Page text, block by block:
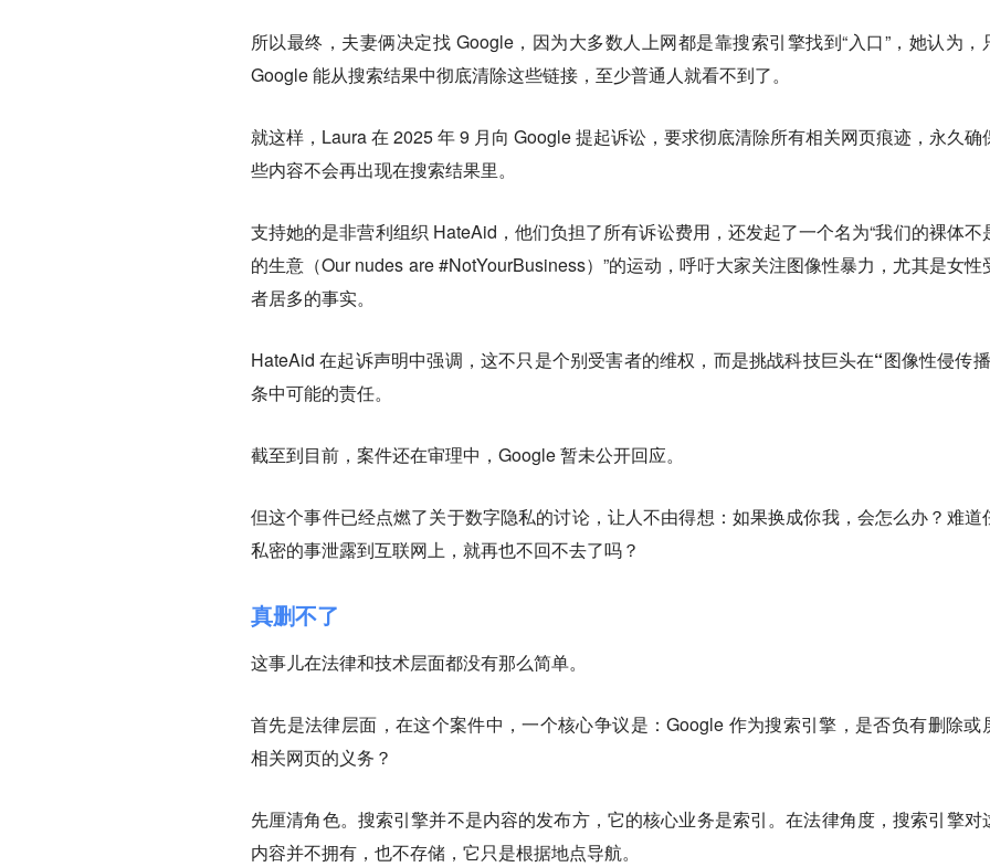
所以最终，夫妻俩决定找 Google，因为大多数人上网都是靠搜索引擎找到“入口”，她认为，
Google 能从搜索结果中彻底清除这些链接，至少普通人就看不到了。
就这样，Laura 在 2025 年 9 月向 Google 提起诉讼，要求彻底清除所有相关网页痕迹，永久确
些内容不会再出现在搜索结果里。
支持她的是非营利组织 HateAid，他们负担了所有诉讼费用，还发起了一个名为“我们的裸体不
的生意（Our nudes are #NotYourBusiness）”的运动，呼吁大家关注图像性暴力，尤其是女性
者居多的事实。
HateAid 在起诉声明中强调，这不只是个别受害者的维权，而是挑战科技巨头在“图像性侵传
条中可能的责任。
截至到目前，案件还在审理中，Google 暂未公开回应。
但这个事件已经点燃了关于数字隐私的讨论，让人不由得想： 如果换成你我，会怎么办？难道
私密的事泄露到互联网上，就再也不回不去了吗？
真删不了
这事儿在法律和技术层面都没有那么简单。
首先是法律层面，在这个案件中，一个核心争议是：Google 作为搜索引擎，是否负有删除或
相关网页的义务？
先厘清角色。搜索引擎并不是内容的发布方，它的核心业务是索引。在法律角度，搜索引擎对
内容并不拥有，也不存储，它只是根据地点导航。